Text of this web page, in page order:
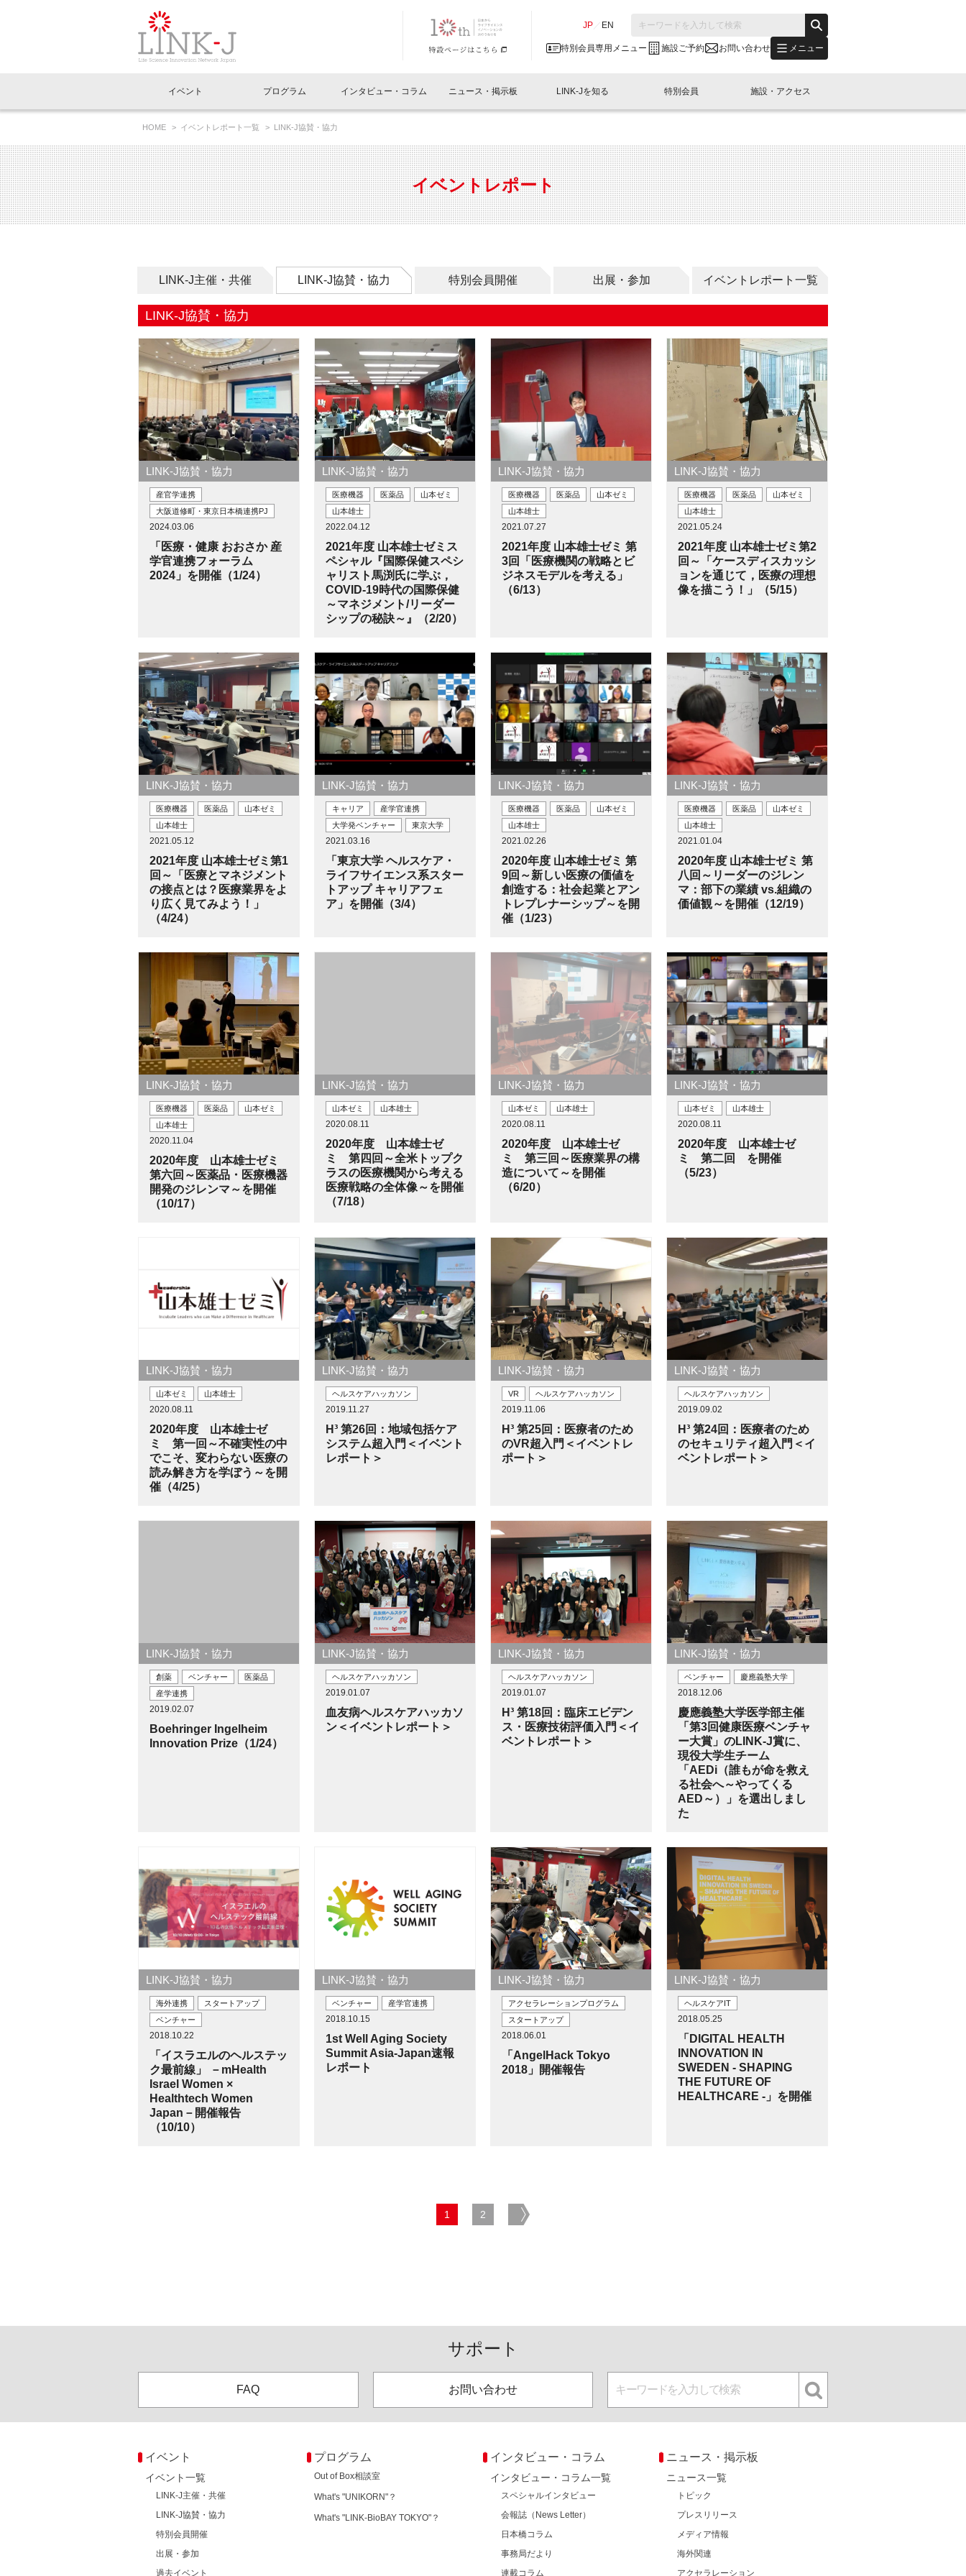
JP EN
特別会員専用メニュー 施設ご予約 お問い合わせ メニュー
イベントお知らせメール登録
閉じる
イベント
イベント一覧
LINK-J主催・共催 特別会員開催
LINK-J協賛・協力 出展・参加
イベントレポート一覧
LINK-J主催・共催 特別会員開催
LINK-J協賛・協力 出展・参加
プログラム
Out of Box相談室 What's "UNIKORN"？ What's "LINK-BioBAY TOKYO"？
インタビュー・コラム
インタビュー・コラム一覧
スペシャルインタビュー ベンチャーインタビュー 会報誌 (News Letter)
連載コラム サポーターコラム 日本橋コラム
ニュース・掲示板
ニュース一覧
トピック プレスリリース
メディア情報 海外関連
協賛・協力 施設
人と情報の交流掲示板一覧
会員プレスリリース ニュース・事業紹介
募集 イベント
LINK-Jを知る
理事長挨拶 Why in Nihonbashi What’s LINK-J WEST
国内外連携 サポーター紹介 事業内容
組織概要 パンフレット GTB日本橋エリアについて
特別会員
特別会員一覧 特別会員について 入会申し込み
専用メニューはこちら
施設・アクセス
ラウンジ・会議室 オフィス・ラボ 施設ご予約
アクセス
HOME イベントレポート一覧 LINK-J協賛・協力
イベントレポート
LINK-J主催・共催 LINK-J協賛・協力 特別会員開催 出展・参加 イベントレポート一覧
LINK-J協賛・協力
LINK-J協賛・協力
産官学連携
大阪道修町・東京日本橋連携PJ
2024.03.06
「医療・健康 おおさか 産
学官連携フォーラム
2024」を開催（1/24）
LINK-J協賛・協力
医療機器 医薬品
山本ゼミ
山本雄士
2022.04.12
2021年度 山本雄士ゼミス
ペシャル『国際保健スペシ
ャリスト馬渕氏に学ぶ，
COVID-19時代の国際保健
～マネジメント/リーダー
シップの秘訣～』（2/20）
LINK-J協賛・協力
医療機器 医薬品
山本ゼミ
山本雄士
2021.07.27
2021年度 山本雄士ゼミ 第
3回「医療機関の戦略とビ
ジネスモデルを考える」
（6/13）
LINK-J協賛・協力
医療機器 医薬品
山本ゼミ
山本雄士
2021.05.24
2021年度 山本雄士ゼミ第2
回～「ケースディスカッシ
ョンを通じて，医療の理想
像を描こう！」（5/15）
LINK-J協賛・協力
医療機器 医薬品
山本ゼミ
山本雄士
2021.05.12
2021年度 山本雄士ゼミ第1
回～「医療とマネジメント
の接点とは？医療業界をよ
り広く見てみよう！」
（4/24）
LINK-J協賛・協力
キャリア
産学官連携
大学発ベンチャー
東京大学
2021.03.16
「東京大学 ヘルスケア・
ライフサイエンス系スター
トアップ キャリアフェ
ア」を開催（3/4）
LINK-J協賛・協力
医療機器 医薬品
山本ゼミ
山本雄士
2021.02.26
2020年度 山本雄士ゼミ 第
9回～新しい医療の価値を
創造する：社会起業とアン
トレプレナーシップ～を開
催（1/23）
LINK-J協賛・協力
医療機器 医薬品
山本ゼミ
山本雄士
2021.01.04
2020年度 山本雄士ゼミ 第
八回～リーダーのジレン
マ：部下の業績 vs.組織の
価値観～を開催（12/19）
LINK-J協賛・協力
医療機器 医薬品
山本ゼミ
山本雄士
2020.11.04
2020年度 山本雄士ゼミ
第六回～医薬品・医療機器
開発のジレンマ～を開催
（10/17）
LINK-J協賛・協力
山本ゼミ 山本雄士
2020.08.11
2020年度 山本雄士ゼ
ミ 第四回～全米トップク
ラスの医療機関から考える
医療戦略の全体像～を開催
（7/18）
LINK-J協賛・協力
山本ゼミ 山本雄士
2020.08.11
2020年度 山本雄士ゼ
ミ 第三回～医療業界の構
造について～を開催
（6/20）
LINK-J協賛・協力
山本ゼミ 山本雄士
2020.08.11
2020年度 山本雄士ゼ
ミ 第二回 を開催
（5/23）
LINK-J協賛・協力
山本ゼミ 山本雄士
2020.08.11
2020年度 山本雄士ゼ
ミ 第一回～不確実性の中
でこそ、変わらない医療の
読み解き方を学ぼう～を開
催（4/25）
LINK-J協賛・協力
ヘルスケアハッカソン
2019.11.27
H³ 第26回：地域包括ケア
システム超入門＜イベント
レポート＞
LINK-J協賛・協力
VR ヘルスケアハッカソン
2019.11.06
H³ 第25回：医療者のため
のVR超入門＜イベントレ
ポート＞
LINK-J協賛・協力
ヘルスケアハッカソン
2019.09.02
H³ 第24回：医療者のため
のセキュリティ超入門＜イ
ベントレポート＞
LINK-J協賛・協力
創薬 ベンチャー
医薬品
産学連携
2019.02.07
Boehringer Ingelheim
Innovation Prize（1/24）
LINK-J協賛・協力
ヘルスケアハッカソン
2019.01.07
血友病ヘルスケアハッカソ
ン＜イベントレポート＞
LINK-J協賛・協力
ヘルスケアハッカソン
2019.01.07
H³ 第18回：臨床エビデン
ス・医療技術評価入門＜イ
ベントレポート＞
LINK-J協賛・協力
ベンチャー 慶應義塾大学
2018.12.06
慶應義塾大学医学部主催
「第3回健康医療ベンチャ
ー大賞」のLINK-J賞に、
現役大学生チーム
「AEDi（誰もが命を救え
る社会へ～やってくる
AED～）」を選出しまし
た
LINK-J協賛・協力
海外連携
スタートアップ
ベンチャー
2018.10.22
「イスラエルのヘルステッ
ク最前線」 －mHealth
Israel Women ×
Healthtech Women
Japan－開催報告
（10/10）
LINK-J協賛・協力
ベンチャー 産学官連携
2018.10.15
1st Well Aging Society
Summit Asia-Japan速報
レポート
LINK-J協賛・協力
アクセラレーションプログラム
スタートアップ
2018.06.01
「AngelHack Tokyo
2018」開催報告
LINK-J協賛・協力
ヘルスケアIT
2018.05.25
「DIGITAL HEALTH
INNOVATION IN
SWEDEN - SHAPING
THE FUTURE OF
HEALTHCARE -」を開催
1 2
サポート
FAQ お問い合わせ
イベント
イベント一覧
LINK-J主催・共催
LINK-J協賛・協力
特別会員開催
出展・参加
過去イベント
プログラム
Out of Box相談室
What's "UNIKORN"？
What's "LINK-BioBAY TOKYO"？
インタビュー・コラム
インタビュー・コラム一覧
スペシャルインタビュー
会報誌（News Letter）
日本橋コラム
事務局だより
連載コラム
ニュース・掲示板
ニュース一覧
トピック
プレスリリース
メディア情報
海外関連
アクセラレーション